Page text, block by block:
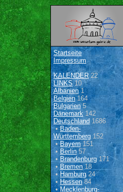
Startseite
Impressum
KALENDER22
LINKS10
Albanien1
Belgien164
Bulgarien 5
Dänemark142
Deutschland 1686
•Baden-
Württemberg 152
•Bayern151
•Berlin57
• Brandenburg171
• Bremen18
•Hamburg24
• Hessen84
•Mecklenburg-